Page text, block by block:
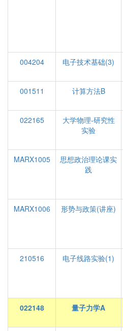
004204
电子技术基础(3)
001511
计算方法B
022165
大学物理-研究性
实验
MARX1005
思想政治理论课实
践
MARX1006
形势与政策(讲座)
210516
电子线路实验(1)
022148
量子力学A